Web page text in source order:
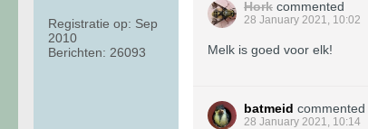
Registratie op: Sep
2010
Berichten: 26093
Hork commented
28 January 2021, 10:02
Melk is goed voor elk!
batmeid commented
28 January 2021, 10:14